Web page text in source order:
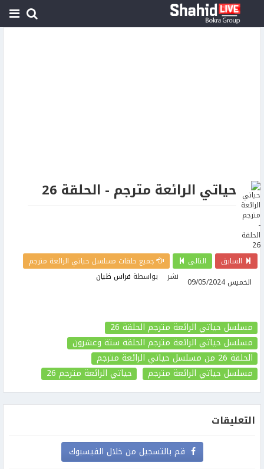
حياتي الرائعة مترجم - الحلقة 26
السابق التالي
جميع حلقات مسلسل حياتي الرائعة مترجم
نشر
الخميس 09/05/2024 بواسطة فراس ظيان
مسلسل حياتي الرائعة مترجم الحلقة 26
مسلسل حياتي الرائعة مترجم الحلقة ستة وعشرون
الحلقة 26
من مسلسل حياتي الرائعة مترجم
مسلسل حياتي الرائعة مترجم
حياتي الرائعة مترجم 26
التعليقات
قم بالتسجيل من خلال الفيسبوك